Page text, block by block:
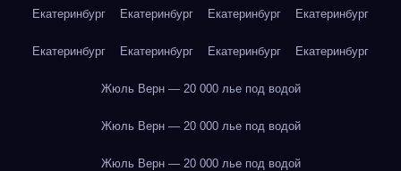
Екатеринбург Екатеринбург Екатеринбург Екатеринбург
Екатеринбург Екатеринбург Екатеринбург Екатеринбург
Жюль Верн — 20 000 лье под водой
Жюль Верн — 20 000 лье под водой
Жюль Верн — 20 000 лье под водой